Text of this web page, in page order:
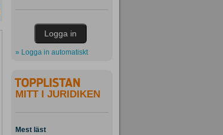
» Logga in automatiskt
MITT I JURIDIKEN
Mest läst